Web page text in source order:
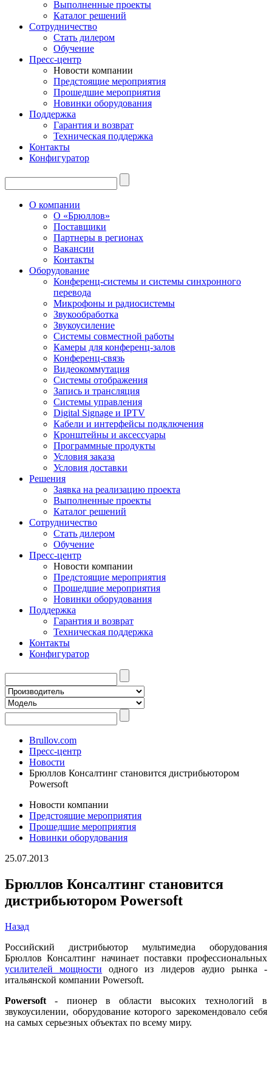
Выполненные проекты
Каталог решений
Сотрудничество
Стать дилером
Обучение
Пресс-центр
Новости компании
Предстоящие мероприятия
Прошедшие мероприятия
Новинки оборудования
Поддержка
Гарантия и возврат
Техническая поддержка
Контакты
Конфигуратор
О компании
О «Брюллов»
Поставщики
Партнеры в регионах
Вакансии
Контакты
Оборудование
Конференц-системы и системы синхронного
перевода
Микрофоны и радиосистемы
Звукообработка
Звукоусиление
Системы совместной работы
Камеры для конференц-залов
Конференц-связь
Видеокоммутация
Системы отображения
Запись и трансляция
Системы управления
Digital Signage и IPTV
Кабели и интерфейсы подключения
Кронштейны и аксессуары
Программные продукты
Условия заказа
Условия доставки
Решения
Заявка на реализацию проекта
Выполненные проекты
Каталог решений
Сотрудничество
Стать дилером
Обучение
Пресс-центр
Новости компании
Предстоящие мероприятия
Прошедшие мероприятия
Новинки оборудования
Поддержка
Гарантия и возврат
Техническая поддержка
Контакты
Конфигуратор
Brullov.com
Пресс-центр
Новости
Брюллов Консалтинг становится дистрибьютором
Powersoft
Новости компании
Предстоящие мероприятия
Прошедшие мероприятия
Новинки оборудования
25.07.2013
Брюллов Консалтинг становится
дистрибьютором Powersoft
Назад
Российский дистрибьютор мультимедиа оборудования
Брюллов Консалтинг начинает поставки профессиональных
усилителей мощности одного из лидеров аудио рынка -
итальянской компании Powersoft.
Powersoft - пионер в области высоких технологий в
звукоусилении, оборудование которого зарекомендовало себя
на самых серьезных объектах по всему миру.